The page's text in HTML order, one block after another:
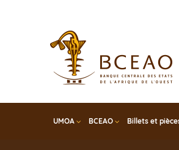
UMOA BCEAO Billets et